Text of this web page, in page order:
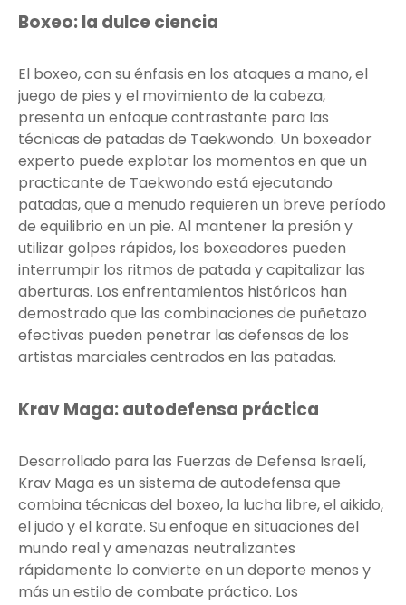
Boxeo: la dulce ciencia
El boxeo, con su énfasis en los ataques a mano, el
juego de pies y el movimiento de la cabeza,
presenta un enfoque contrastante para las
técnicas de patadas de Taekwondo. Un boxeador
experto puede explotar los momentos en que un
practicante de Taekwondo está ejecutando
patadas, que a menudo requieren un breve período
de equilibrio en un pie. Al mantener la presión y
utilizar golpes rápidos, los boxeadores pueden
interrumpir los ritmos de patada y capitalizar las
aberturas. Los enfrentamientos históricos han
demostrado que las combinaciones de puñetazo
efectivas pueden penetrar las defensas de los
artistas marciales centrados en las patadas.
Krav Maga: autodefensa práctica
Desarrollado para las Fuerzas de Defensa Israelí,
Krav Maga es un sistema de autodefensa que
combina técnicas del boxeo, la lucha libre, el aikido,
el judo y el karate. Su enfoque en situaciones del
mundo real y amenazas neutralizantes
rápidamente lo convierte en un deporte menos y
más un estilo de combate práctico. Los